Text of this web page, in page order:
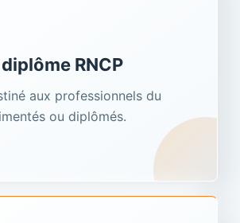
RNCP
aux professionnels du
ou diplômés.